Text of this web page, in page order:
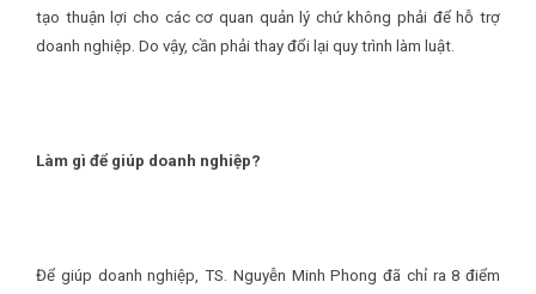
tạo thuận lợi cho các cơ quan quản lý chứ không phải để hỗ trợ
doanh nghiệp. Do vậy, cần phải thay đổi lại quy trình làm luật.
Làm gì để giúp doanh nghiệp?
Để giúp doanh nghiệp, TS. Nguyễn Minh Phong đã chỉ ra 8 điểm